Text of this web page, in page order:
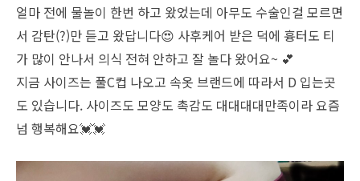
얼마 전에 물놀이 한번 하고 왔었는데 아무도 수술인걸 모르면
서 감탄(?)만 듣고 왔답니다😍 사후케어 받은 덕에 흉터도 티
가 많이 안나서 의식 전혀 안하고 잘 놀다 왔어요~ 💕
지금 사이즈는 풀C컵 나오고 속옷 브랜드에 따라서 D 입는곳
도 있습니다. 사이즈도 모양도 촉감도 대대대대만족이라 요즘
넘 행복해요💓💓